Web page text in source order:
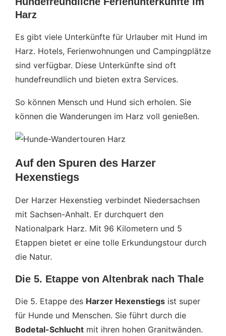
Harz
Es gibt viele Unterkünfte für Urlauber mit Hund im
Harz. Hotels, Ferienwohnungen und Campingplätze
sind verfügbar. Diese Unterkünfte sind oft
hundefreundlich und bieten extra Services.
So können Mensch und Hund sich erholen. Sie
können die Wanderungen im Harz voll genießen.
Auf den Spuren des Harzer
Hexenstiegs
Der Harzer Hexenstieg verbindet Niedersachsen
mit Sachsen-Anhalt. Er durchquert den
Nationalpark Harz. Mit 96 Kilometern und 5
Etappen bietet er eine tolle Erkundungstour durch
die Natur.
Die 5. Etappe von Altenbrak nach Thale
Die 5. Etappe des Harzer Hexenstiegs ist super
für Hunde und Menschen. Sie führt durch die
Bodetal-Schlucht mit ihren hohen Granitwänden.